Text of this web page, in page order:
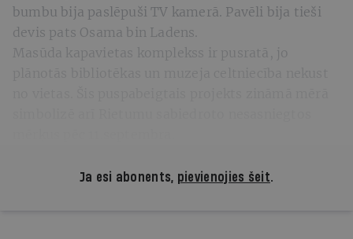
bumbu bija paslēpuši TV kamerā. Pavēli bija tieši
devis pats Osama bin Ladens.
Masūda kapavietas komplekss ir pusratā, jo
Ja esi abonents, pievienojies šeit.